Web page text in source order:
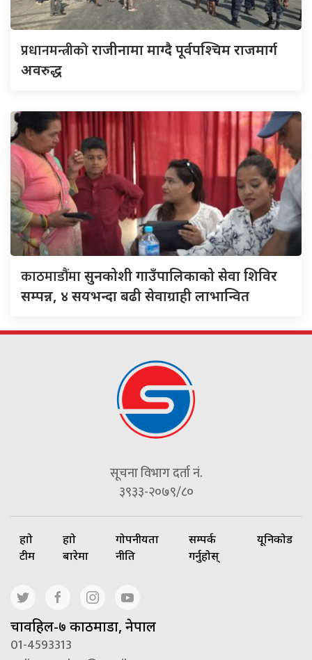
प्रधानमन्त्रीकोराजीनामा माग्दै पूर्वपश्चिम राजमार्ग
अवरुद्ध
काठमाडौंमासुनकोशी गाउँपालिकाको सेवा शिविर
सम्पन्न, ४ सयभन्दा बढी सेवाग्राही लाभान्वित
सूचना विभाग दर्ता नं.
३९३३-२०७९/८०
हाम्रो
टीम
हाम्रो
बारेमा
गोपनीयता
नीति
सम्पर्क
गर्नुहोस्
यूनिकोड
चावहिल-७ काठमाडौं, नेपाल
01-4593313